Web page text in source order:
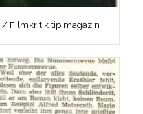
/ Filmkritik tip magazin